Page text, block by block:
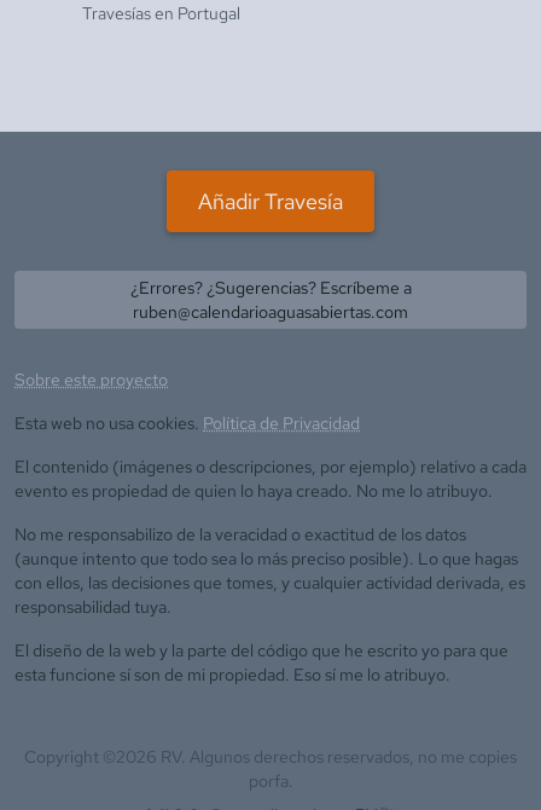
Travesías en Portugal
Añadir Travesía
¿Errores? ¿Sugerencias? Escríbeme a
ruben@calendarioaguasabiertas.com
Sobre este proyecto
Esta web no usa cookies. Política de Privacidad
El contenido (imágenes o descripciones, por ejemplo) relativo a cada
evento es propiedad de quien lo haya creado. No me lo atribuyo.
No me responsabilizo de la veracidad o exactitud de los datos
(aunque intento que todo sea lo más preciso posible). Lo que hagas
con ellos, las decisiones que tomes, y cualquier actividad derivada, es
responsabilidad tuya.
El diseño de la web y la parte del código que he escrito yo para que
esta funcione sí son de mi propiedad. Eso sí me lo atribuyo.
Copyright ©2026 RV. Algunos derechos reservados, no me copies
porfa.